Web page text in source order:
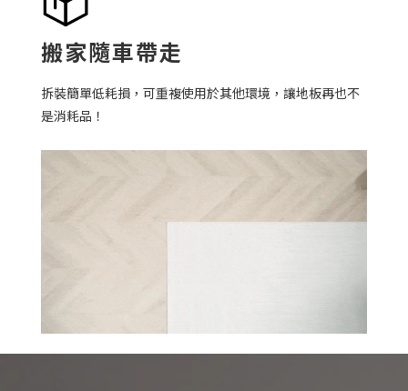
搬家隨車帶走
拆裝簡單低耗損， 可重複使用於其他環境，讓地板再也不
是消耗品！